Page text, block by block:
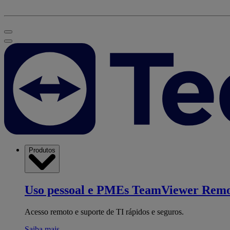
Produtos
Uso pessoal e PMEs TeamViewer
Acesso remoto e suporte de TI rápidos e seguros.